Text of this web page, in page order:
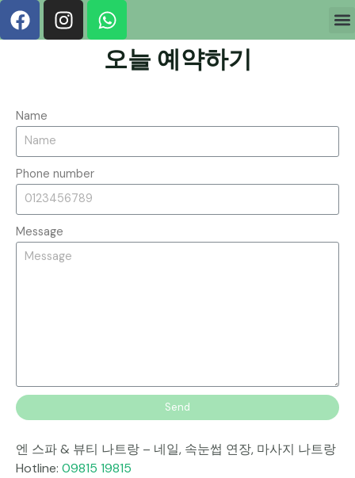
콘
텐
F
a
c
o
o
k
I
n
s
r
m
W
h
a
t
p
오늘 예약하기
Name
Phone number
Message
Send
엔 스파 & 뷰티 나트랑 – 네일, 속눈썹 연장, 마사지 나트랑
Hotline: 09815 19815